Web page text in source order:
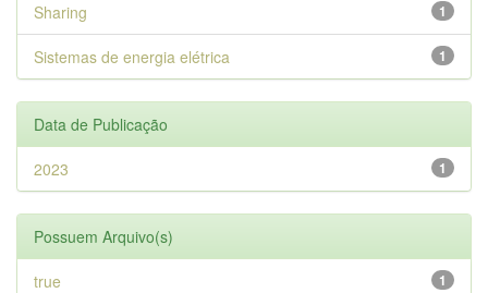
1
Sharing
1
Sistemas de energia elétrica
Data de Publicação
1
2023
Possuem Arquivo(s)
1
true